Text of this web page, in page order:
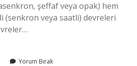
şeffaf veya opak) hem
(senkron veya saatli) devreleri
Yorum Bırak